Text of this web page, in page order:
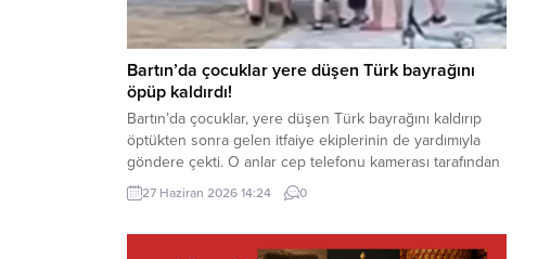
Bartın’da çocuklar yere düşen Türk bayrağını
öpüp kaldırdı!
Bartın’da çocuklar, yere düşen Türk bayrağını kaldırıp
öptükten sonra gelen itfaiye ekiplerinin de yardımıyla
göndere çekti. O anlar cep telefonu kamerası tarafından
kaydedildi. Yerden kaldırıp öptüler Kemerköprü
Mahallesi’nde dün akşam saatlerinde Cumhuriyet Parkı
nedeniyle ipinin kopmasıyla yere düştü. Bu sırada parkta
27 Haziran 2026 14:24 0